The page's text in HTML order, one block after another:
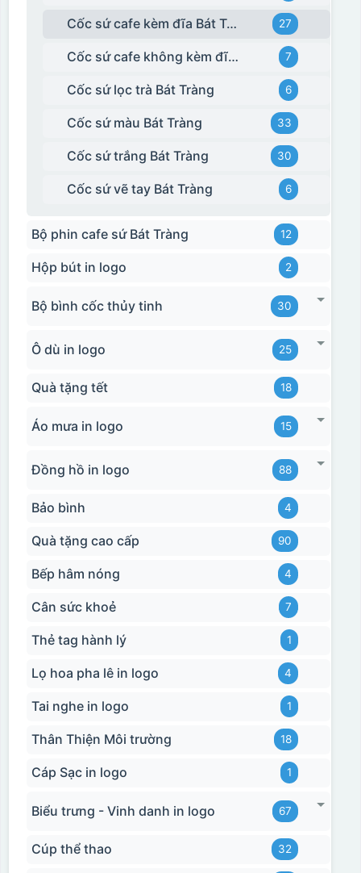
Cốc sứ cafe kèm đĩa Bát Tràng 27
Cốc sứ cafe không kèm đĩa kê Bát Tràng 7
Cốc sứ lọc trà Bát Tràng 6
Cốc sứ màu Bát Tràng 33
Cốc sứ trắng Bát Tràng 30
Cốc sứ vẽ tay Bát Tràng 6
Bộ phin cafe sứ Bát Tràng 12
Hộp bút in logo 2
Bộ bình cốc thủy tinh 30
Ô dù in logo 25
Quà tặng tết 18
Áo mưa in logo 15
Đồng hồ in logo 88
Bảo bình 4
Quà tặng cao cấp 90
Bếp hâm nóng 4
Cân sức khoẻ 7
Thẻ tag hành lý 1
Lọ hoa pha lê in logo 4
Tai nghe in logo 1
Thân Thiện Môi trường 18
Cáp Sạc in logo 1
Biểu trưng - Vinh danh in logo 67
Cúp thể thao 32